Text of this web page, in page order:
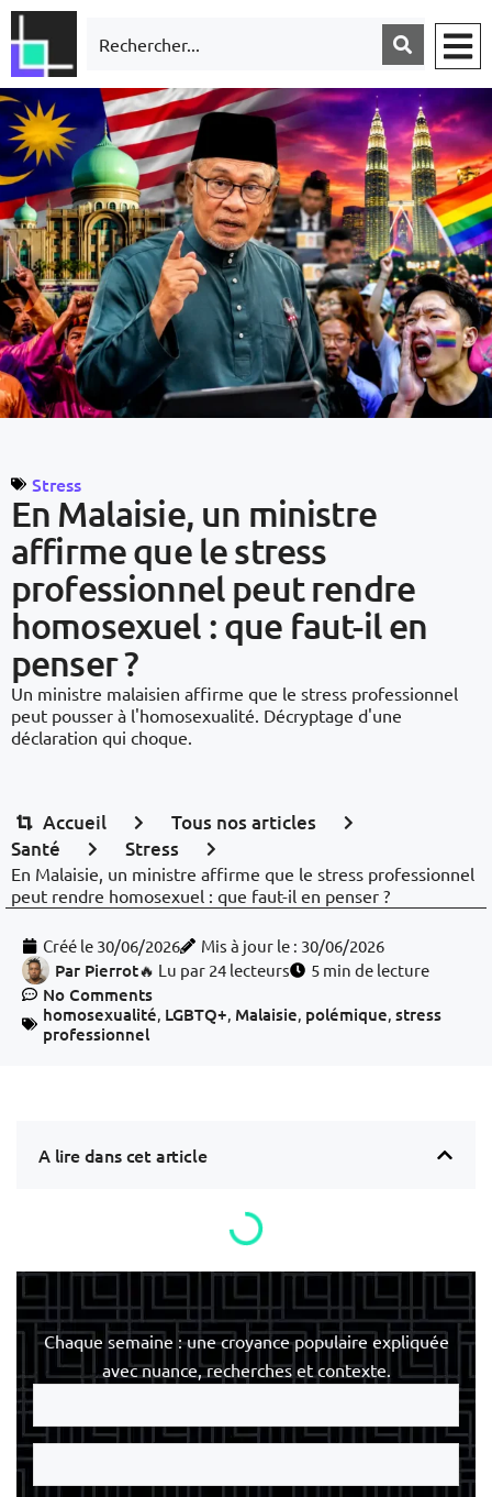
En Malaisie, un ministre
affirme que le stress
professionnel peut rendre
homosexuel : que faut-il en
penser ?
Stress
Un ministre malaisien affirme que le stress professionnel
peut pousser à l'homosexualité. Décryptage d'une
déclaration qui choque.
Accueil
Tous nos articles
Santé
Stress
En Malaisie, un ministre affirme que le stress professionnel
peut rendre homosexuel : que faut-il en penser ?
Créé le 30/06/2026 Mis à jour le : 30/06/2026
Par Pierrot🔥 Lu par 24 lecteurs 5 min de lecture
No Comments
homosexualité, LGBTQ+, Malaisie, polémique, stress
professionnel
A lire dans cet article
Chaque semaine : une croyance populaire expliquée
avec nuance, recherches et contexte.
Votre
e-
mail
Votre